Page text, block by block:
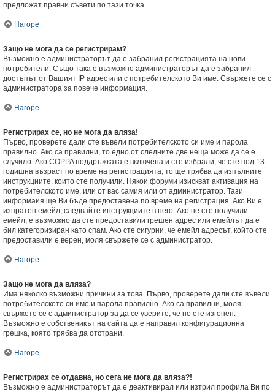
предложат правни съвети по тази точка.
Нагоре
Защо не мога да се регистрирам?
Възможно е администраторът да е забранил регистрацията на нови
потребители. Също така е възможно администраторът да е забранил
достъпът от Вашият IP адрес или с потребителското Ви име. Свържете се с
администратора за повече информация.
Нагоре
Регистрирах се, но не мога да вляза!
Първо, проверете дали сте въвели потребителското си име и парола
правилно. Ако са правилни, то едно от следните две неща може да се е
случило. Ако COPPA поддръжката е включена и сте избрали, че сте под 13
годишна възраст по време на регистрацията, то ще трябва да изпълните
инструкциите, които сте получили. Някои форуми изискват активация на
потребителското име, или от вас самия или от администратор. Тази
информаия ще Ви бъде предоставена по време на регистрация. Ако Ви е
изпратен емейл, следвайте инструкциите в него. Ако не сте получили
емейл, е възможно да сте предоставили грешен адрес или емейлът да е
бил категоризиран като спам. Ако сте сигурни, че емейл адресът, който сте
предоставили е верен, моля свържете се с администратор.
Нагоре
Защо не мога да вляза?
Има няколко възможни причини за това. Първо, проверете дали сте въвели
потребителското си име и парола правилно. Ако са правилни, моля
свържете се с администратор за да се уверите, че не сте изгонен.
Възможно е собственикът на сайта да е направил конфигурационна
грешка, която трябва да отстрани.
Нагоре
Регистрирах се отдавна, но сега не мога да вляза?!
Възможно е администраторът да е деактивирал или изтрил профила Ви по